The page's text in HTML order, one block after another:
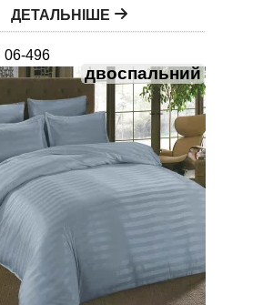
ДЕТАЛЬНІШЕ
06-496
двоспальний